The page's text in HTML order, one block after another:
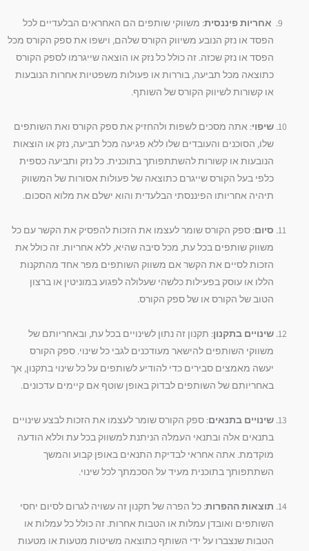
אחריות פיננסית: משווקי שותפים הם האחראים הבלעדיים לכל
הפסד או נזק הנובע משיווק הקורס שלהם, וישפו את ספק הקורס מכל
הפסד או נזק שכזה. זה כולל כל נזק או הוצאה שייגרמו לספק הקורס
כתוצאה מכל תביעה, בוררות או פעולות משפטיות אחרות הנובעות
או קשורות לשיווק הקורס של השותף.
שיפוי: אתה מסכים לשפות ולהחזיק את ספק הקורס ואת השותפים
שלו, הסוכנים והעובדים שלו ללא פגיעה מכל תביעה, נזק או הוצאות
הנובעות או קשורות להשתתפותך בתוכנית. כל נזק ותביעה כספית
כלפי בעל הקורס שייגרם כתוצאה של פעולות אסורות של המשווק
תיהיה אחריותו הפיננסתי הבלעדית והוא ישלם את מלוא הסכום.
סיום: ספק הקורס שומר לעצמו את הזכות להפסיק את הקשר עם כל
משווק שותפים בכל עת, מכל סיבה שהיא, ללא אחריות. זה כולל את
הזכות לסיים את הקשר אם משווק השותפים מפר אחד מהתקנות
הללו או עוסק בפעילות כלשהי שעלולה לפגוע במוניטין או ברצון
הטוב של הקורס או של ספק הקורס.
שינויים בתקנון: תקנון זה נתון לשינויים בכל עת, ובאחריותם של
משווקי השותפים להישאר מעודכנים לגבי כל שינוי. ספק הקורס
יעשה מאמצים סבירים כדי להודיע לשותפים על כל שינוי בתקנון, אך
באחריותם של השותפים לבדוק באופן שוטף אם קיימים עדכונים.
שינויים בתנאים: ספק הקורס שומר לעצמו את הזכות לבצע שינויים
בתנאים אלה ובתנאי העמלה הניתנת למשווק בכל עת וללא הודעה
מוקדמת. אתה אחראי לבדיקת התנאים באופן קבוע והמשך
השתתפותך בתוכנית מעיד על הסכמתך לכל שינוי.
תוצאות ההפרות: כל הפרה של תקנון זה עשויה לגרום לסיום יחסי
השותפים ואובדן עמלות או הטבות אחרות. זה כולל כל עמלות או
הטבות שנצברו על ידי השותף כתוצאה משיטות מטעות או מטעות